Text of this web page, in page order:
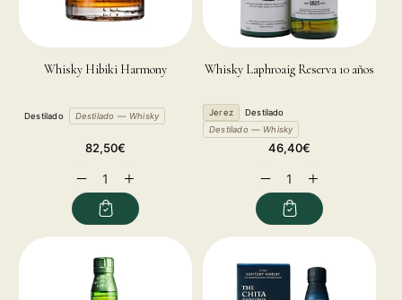
Whisky Hibiki Harmony
Destilado Destilado — Whisky
Precio
82,50€
Reducir
cantidad
para
Aumentar
cantidad
para
Whisky Laphroaig Reserva 10 años
Jerez
Destilado
Destilado — Whisky
Precio
46,40€
Reducir
cantidad
para
Aumentar
cantidad
para